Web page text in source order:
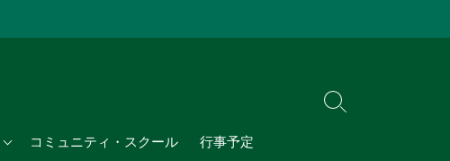
コミュニティ・スクール 行事予定
検